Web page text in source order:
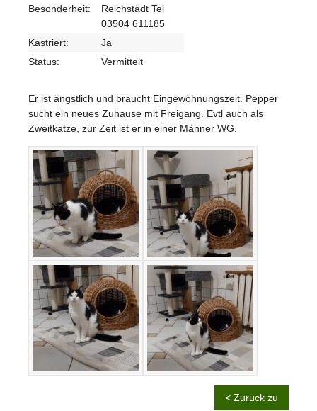
Besonderheit:
Reichstädt Tel
03504 611185
Kastriert:
Ja
Status:
Vermittelt
Er ist ängstlich und braucht Eingewöhnungszeit. Pepper
sucht ein neues Zuhause mit Freigang. Evtl auch als
Zweitkatze, zur Zeit ist er in einer Männer WG.
< Zurück zu